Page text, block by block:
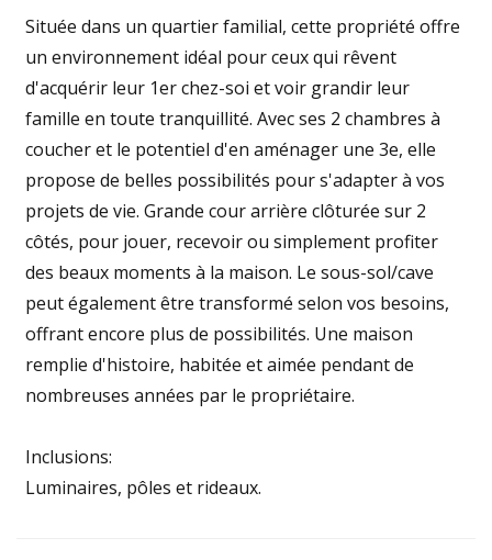
Située dans un quartier familial, cette propriété offre
un environnement idéal pour ceux qui rêvent
d'acquérir leur 1er chez-soi et voir grandir leur
famille en toute tranquillité. Avec ses 2 chambres à
coucher et le potentiel d'en aménager une 3e, elle
propose de belles possibilités pour s'adapter à vos
projets de vie. Grande cour arrière clôturée sur 2
côtés, pour jouer, recevoir ou simplement profiter
des beaux moments à la maison. Le sous-sol/cave
peut également être transformé selon vos besoins,
offrant encore plus de possibilités. Une maison
remplie d'histoire, habitée et aimée pendant de
nombreuses années par le propriétaire.
Inclusions:
Luminaires, pôles et rideaux.